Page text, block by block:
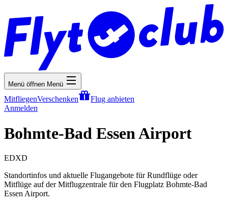
Menü öffnen Menü
MitfliegenVerschenken
Flug anbieten
Anmelden
Bohmte-Bad Essen Airport
EDXD
Standortinfos und aktuelle Flugangebote für Rundflüge oder
Mitflüge auf der Mitflugzentrale für den Flugplatz Bohmte-Bad
Essen Airport.